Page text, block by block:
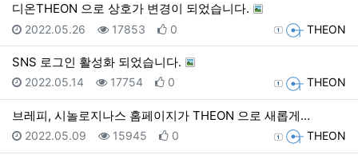
디온THEON 으로 상호가 변경이 되었습니다.
등록자 THEON
등록일
2022.05.26 조회
17853 추천
0
SNS 로그인 활성화 되었습니다.
등록자 THEON
등록일
2022.05.14 조회
17754 추천
0
브레피, 시놀로지나스 홈페이지가 THEON 으로 새롭게…
등록자 THEON
등록일
2022.05.09 조회
15945 추천
0